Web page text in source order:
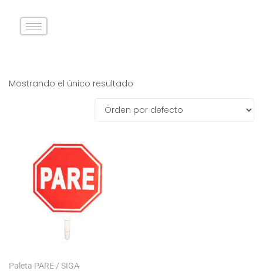
Mostrando el único resultado
Paleta PARE / SIGA